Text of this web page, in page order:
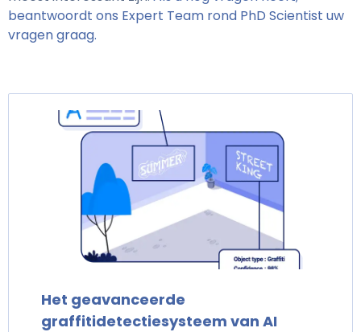
beantwoordt ons Expert Team rond PhD Scientist uw
vragen graag.
Het geavanceerde
graffitidetectiesysteem van AI